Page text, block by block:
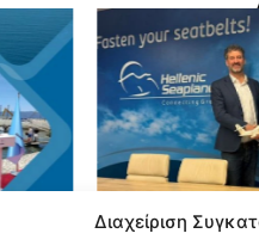
Διαχείριση
Hellenic Seaplanes –